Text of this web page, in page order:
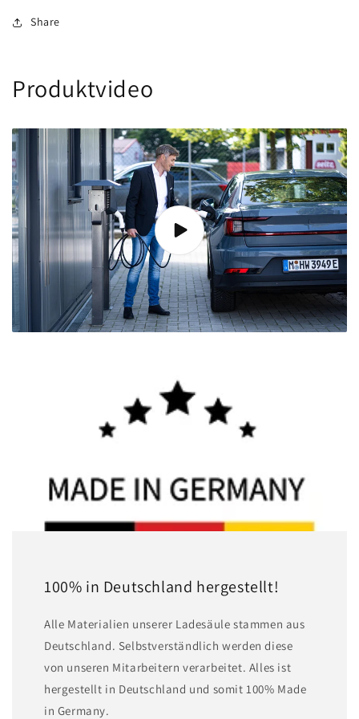
Share
Produktvideo
100% in Deutschland hergestellt!
A lle Materialien unserer Ladesäule stammen aus
Deutschland. Selbstverständlich werden diese
von unseren Mitarbeitern verarbeitet. Alles ist
hergestellt in Deutschland und somit 100% Made
in Germany.